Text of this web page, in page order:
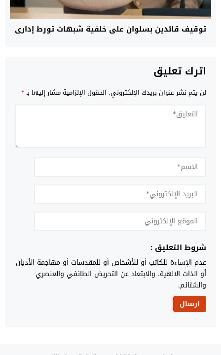
توقيف قائدين بسلوان على خلفية شبهات تورط إداري
اترك تعليق
لن يتم نشر عنوان بريدك الإلكتروني. الحقول الإلزامية مشار إليها بـ*
شروط التعليق :
عدم الإساءة للكاتب أو للأشخاص أو للمقدسات أو مهاجمة الأديان
أو الذات الالهية. والابتعاد عن التحريض الطائفي والعنصري
والشتائم.